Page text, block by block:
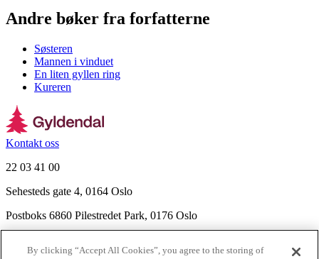
Andre bøker fra forfatterne
Søsteren
Mannen i vinduet
En liten gyllen ring
Kureren
Kontakt oss
22 03 41 00
Sehesteds gate 4, 0164 Oslo
Postboks 6860 Pilestredet Park, 0176 Oslo
By clicking “Accept All Cookies”, you agree to the storing of